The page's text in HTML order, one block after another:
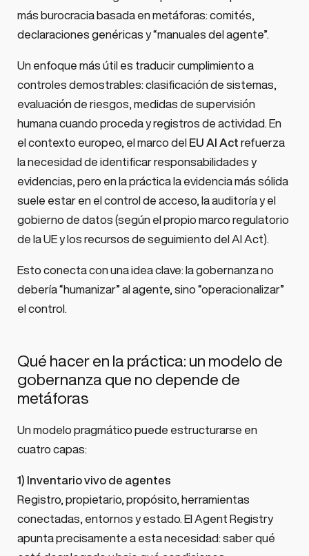
más burocracia basada en metáforas: comités,
declaraciones genéricas y “manuales del agente”.
Un enfoque más útil es traducir cumplimiento a
controles demostrables: clasificación de sistemas,
evaluación de riesgos, medidas de supervisión
humana cuando proceda y registros de actividad. En
el contexto europeo, el marco del EU AI Act refuerza
la necesidad de identificar responsabilidades y
evidencias, pero en la práctica la evidencia más sólida
suele estar en el control de acceso, la auditoría y el
gobierno de datos (según el propio marco regulatorio
de la UE y los recursos de seguimiento del AI Act).
Esto conecta con una idea clave: la gobernanza no
debería “humanizar” al agente, sino “operacionalizar”
el control.
Qué hacer en la práctica: un modelo de
gobernanza que no depende de
metáforas
Un modelo pragmático puede estructurarse en
cuatro capas:
1) Inventario vivo de agentes
Registro, propietario, propósito, herramientas
conectadas, entornos y estado. El Agent Registry
apunta precisamente a esta necesidad: saber qué